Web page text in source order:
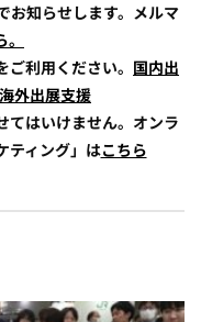
お知らせします。メルマ
利用ください。 国内出
海外出展支援
てはいけません。オンラ
ティング」はこちら